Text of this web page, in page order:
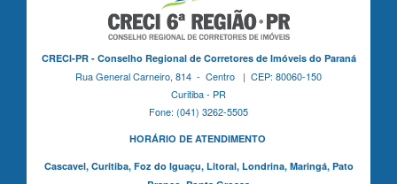
CRECI-PR - Conselho Regional de Corretores de Imóveis do Paraná
Rua General Carneiro, 814 - Centro | CEP: 80060-150
Curitiba - PR
Fone: (041) 3262-5505
HORÁRIO DE ATENDIMENTO
Cascavel, Curitiba,Foz do Iguaçu, Litoral, Londrina, Maringá, Pato